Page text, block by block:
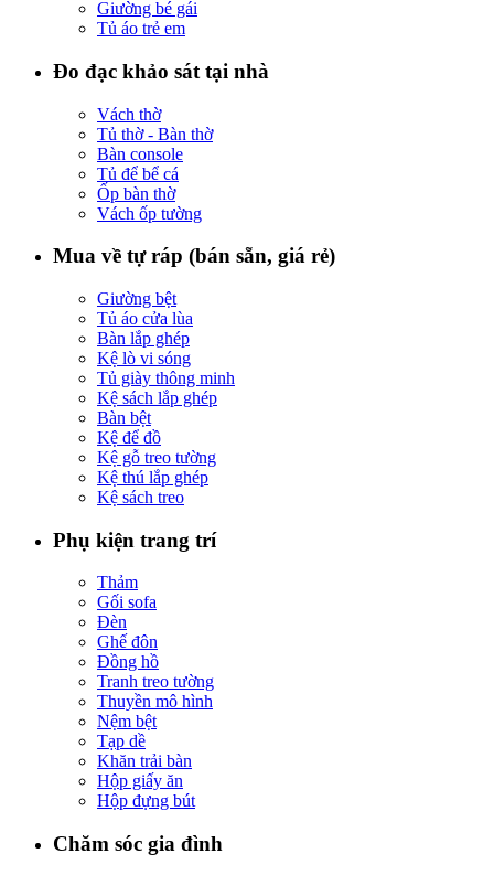
Giường bé gái
Tủ áo trẻ em
Đo đạc khảo sát tại nhà
Vách thờ
Tủ thờ - Bàn thờ
Bàn console
Tủ để bể cá
Ốp bàn thờ
Vách ốp tường
Mua về tự ráp (bán sẵn, giá rẻ)
Giường bệt
Tủ áo cửa lùa
Bàn lắp ghép
Kệ lò vi sóng
Tủ giày thông minh
Kệ sách lắp ghép
Bàn bệt
Kệ để đồ
Kệ gỗ treo tường
Kệ thú lắp ghép
Kệ sách treo
Phụ kiện trang trí
Thảm
Gối sofa
Đèn
Ghế đôn
Đồng hồ
Tranh treo tường
Thuyền mô hình
Nệm bệt
Tạp dề
Khăn trải bàn
Hộp giấy ăn
Hộp đựng bút
Chăm sóc gia đình